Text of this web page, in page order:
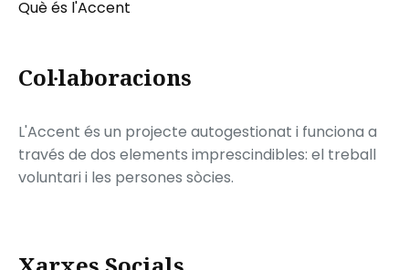
Què és l'Accent
Col·laboracions
L'Accent és un projecte autogestionat i funciona a
través de dos elements imprescindibles: el treball
voluntari i les persones sòcies.